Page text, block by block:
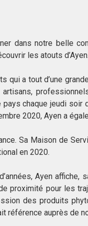
dans notre belle
les atouts d’Ayen.
qui a tout d’une
artisans,
chaque jeudi soir
2020, Ayen a
Sa Maison de
en 2020.
Ayen
proximité pour les
des produits
référence auprès de